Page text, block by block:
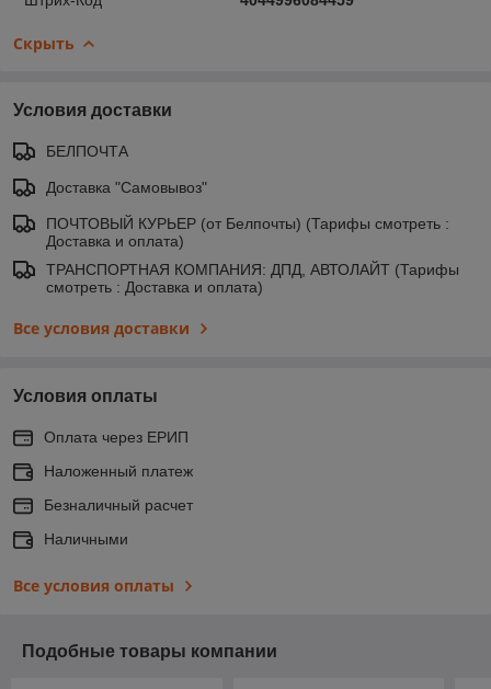
Скрыть
Условия доставки
БЕЛПОЧТА
Доставка "Самовывоз"
ПОЧТОВЫЙ КУРЬЕР (от Белпочты) (Тарифы смотреть :
Доставка и оплата)
ТРАНСПОРТНАЯ КОМПАНИЯ: ДПД, АВТОЛАЙТ (Тарифы
смотреть : Доставка и оплата)
Все условия доставки
Условия оплаты
Оплата через ЕРИП
Наложенный платеж
Безналичный расчет
Наличными
Все условия оплаты
Подобные товары компании